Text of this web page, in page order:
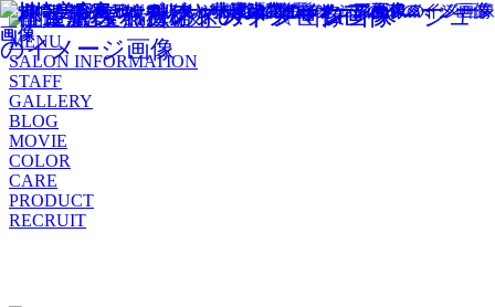
MENU
SALON INFORMATION
STAFF
GALLERY
BLOG
MOVIE
COLOR
CARE
PRODUCT
RECRUIT